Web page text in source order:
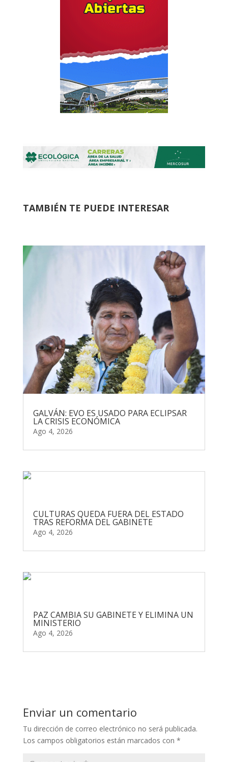
TAMBIÉN TE PUEDE INTERESAR
GALVÁN: EVO ES USADO PARA ECLIPSAR
LA CRISIS ECONÓMICA
Ago 4, 2026
CULTURAS QUEDA FUERA DEL ESTADO
TRAS REFORMA DEL GABINETE
Ago 4, 2026
PAZ CAMBIA SU GABINETE Y ELIMINA UN
MINISTERIO
Ago 4, 2026
Enviar un comentario
Tu dirección de correo electrónico no será publicada.
Los campos obligatorios están marcados con *